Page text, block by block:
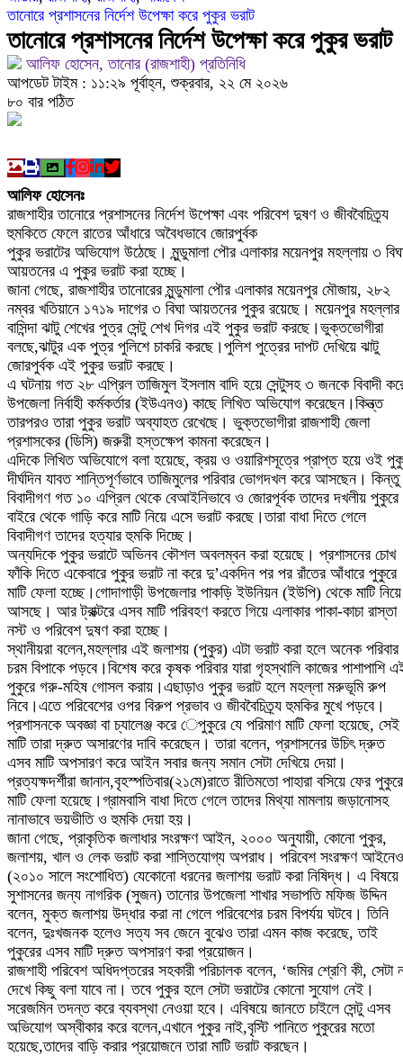
মোবাইল চার্জ দিতে গিয়ে কিশোরীর মৃত্যু
ফরিদপুরে ওজোপাডিকোর উদ্যোগে মতবিনিময় সভা
ফরিদপুরে ‘শ্মশান বন্ধু’ কানু সেন অনেকটাই সুস্থ
তানোরে প্রশাসনের নির্দেশ উপেক্ষা করে পুকুর ভরাট
তানোরে প্রশাসনের নির্দেশ উপেক্ষা করে পুকুর ভরাট
আলিফ হোসেন, তানোর (রাজশাহী) প্রতিনিধি
আপডেট টাইম : ১১:২৯ পূর্বাহ্ন, শুক্রবার, ২২ মে ২০২৬
৮০ বার পঠিত
আলিফ হোসেনঃ
রাজশাহীর তানোরে প্রশাসনের নির্দেশ উপেক্ষা এবং পরিবেশ দুষণ ও জীববৈচিত্র্য
হুমকিতে ফেলে রাতের আঁধারে অবৈধভাবে জোরপুর্বক
পুকুর ভরাটের অভিযোগ উঠেছে। মুন্ডুমালা পৌর এলাকার ময়েনপুর মহল্লায় ৩
আয়তনের এ পুকুর ভরাট করা হচ্ছে।
জানা গেছে, রাজশাহীর তানোরের মুন্ডুমালা পৌর এলাকার ময়েনপুর মৌজায়, ২৮২
নম্বর খতিয়ানে ১৭১৯ দাগের ৩ বিঘা আয়তনের পুকুর রয়েছে। ময়েনপুর মহল্লার
বাসিন্দা ঝাটু শেখের পুত্র সেন্টু শেখ দিগর এই পুকুর ভরাট করছে।ভুক্তভোগীরা
বলছে,ঝাটুর এক পুত্র পুলিশে চাকরি করছে।পুলিশ পুত্রের দাপট দেখিয়ে ঝাটু
জোরপুর্বক এই পুকুর ভরাট করছে।
এ ঘটনায় গত ২৮ এপ্রিল তাজিমুল ইসলাম বাদি হয়ে সেন্টুসহ ৩ জনকে বিবাদী
উপজেলা নির্বাহী কর্মকর্তার (ইউএনও) কাছে লিখিত অভিযোগ করেছেন।কিন্ত্ত
তারপরও তারা পুকুর ভরাট অব্যাহত রেখেছে। ভুক্তভোগীরা রাজশাহী জেলা
প্রশাসকের (ডিসি) জরুরী হস্তক্ষেপ কামনা করেছেন।
এদিকে লিখিত অভিযোগে বলা হয়েছে, ক্রয় ও ওয়ারিশসূত্রে প্রাপ্ত হয়ে ওই
দীর্ঘদিন যাবত শান্তিপূর্ণভাবে তাজিমুলের পরিবার ভোগদখল করে আসছেন। কিন্তু
বিবাদীগণ গত ১০ এপ্রিল থেকে বেআইনিভাবে ও জোরপূর্বক তাদের দখলীয় পুকুরে
বাইরে থেকে গাড়ি করে মাটি নিয়ে এসে ভরাট করছে।তারা বাধা দিতে গেলে
বিবাদীগণ তাদের হত্যার হুমকি দিচ্ছে।
অন্যদিকে পুকুর ভরাটে অভিনব কৌশল অবলম্বন করা হয়েছে। প্রশাসনের চোখ
ফাঁকি দিতে একেবারে পুকুর ভরাট না করে দু’একদিন পর পর রাঁতের আঁধারে পুকুরে
মাটি ফেলা হচ্ছে।গোদাগাড়ী উপজেলার পাকড়ি ইউনিয়ন (ইউপি) থেকে মাটি নিয়ে
আসছে। আর ট্রাক্টরে এসব মাটি পরিবহণ করতে গিয়ে এলাকার পাকা-কাচা রাস্তা
নস্ট ও পরিবেশ দুষণ করা হচ্ছে।
স্থানীয়রা বলেন,মহল্লার এই জলাশয় (পুকুর) এটা ভরাট করা হলে অনেক পরিবার
চরম বিপাকে পড়বে।বিশেষ করে কৃষক পরিবার যারা গৃহস্থালি কাজের পাশাপাশি
পুকুরে গরু-মহিষ গোসল করায়।এছাড়াও পুকুর ভরাট হলে মহল্লা মরুভূমি রুপ
নিবে।এতে পরিবেশের ওপর বিরুপ প্রভাব ও জীববৈচিত্র্য হুমকির মুখে পড়বে।
প্রশাসনকে অবজ্ঞা বা চ্যালেঞ্জ করে েপুকুরে যে পরিমাণ মাটি ফেলা হয়েছে, সেই
মাটি তারা দ্রুত অসারণের দাবি করেছেন। তারা বলেন, প্রশাসনের উচিৎ দ্রুত
এসব মাটি অপসারণ করে আইন সবার জন্য সমান সেটা দেখিয়ে দেয়া।
প্রত্যক্ষদর্শীরা জানান,বৃহস্পতিবার(২১মে)রাতে রীতিমতো পাহারা বসিয়ে ফের পুকুরে
মাটি ফেলা হয়েছে।গ্রামবাসি বাধা দিতে গেলে তাদের মিথ্যা মামলায় জড়ানোসহ
নানাভাবে ভয়ভীতি ও হুমকি দেয়া হয়।
জানা গেছে, প্রাকৃতিক জলাধার সংরক্ষণ আইন, ২০০০ অনুযায়ী, কোনো পুকুর,
জলাশয়, খাল ও লেক ভরাট করা শাস্তিযোগ্য অপরাধ। পরিবেশ সংরক্ষণ আইনেও
(২০১০ সালে সংশোধিত) যেকোনো ধরনের জলাশয় ভরাট করা নিষিদ্ধ। এ বিষয়ে
সুশাসনের জন্য নাগরিক (সুজন) তানোর উপজেলা শাখার সভাপতি মফিজ উদ্দিন
বলেন, মুক্ত জলাশয় উদ্ধার করা না গেলে পরিবেশের চরম বিপর্যয় ঘটবে। তিনি
বলেন, দুঃখজনক হলেও সত্য সব জেনে বুঝেও তারা এমন কাজ করেছে, তাই
পুকুরের এসব মাটি দ্রুত অপসারণ করা প্রয়োজন।
রাজশাহী পরিবেশ অধিদপ্তরের সহকারী পরিচালক বলেন, ‘জমির শ্রেণি কী, সেটা
দেখে কিছু বলা যাবে না। তবে পুকুর হলে সেটা ভরাটের কোনো সুযোগ নেই।
সরেজমিন তদন্ত করে ব্যবস্থা নেওয়া হবে। এবিষয়ে জানতে চাইলে সেন্টু এসব
অভিযোগ অস্বীকার করে বলেন,এখানে পুকুর নাই,বৃস্টি পানিতে পুকুরের মতো
হয়েছে,তাদের বাড়ি করার প্রয়োজনে তারা মাটি ভরাট করছেন।